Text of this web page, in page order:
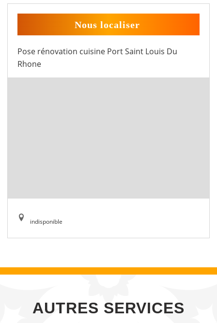
Nous localiser
Pose rénovation cuisine Port Saint Louis Du
Rhone
indisponible
AUTRES SERVICES